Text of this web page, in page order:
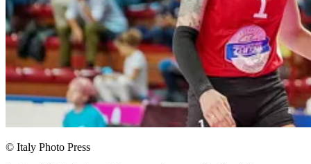
© Italy Photo Press